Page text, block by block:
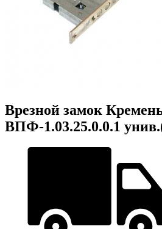
Врезной замок
ВПФ-1.03.25.0.0.1